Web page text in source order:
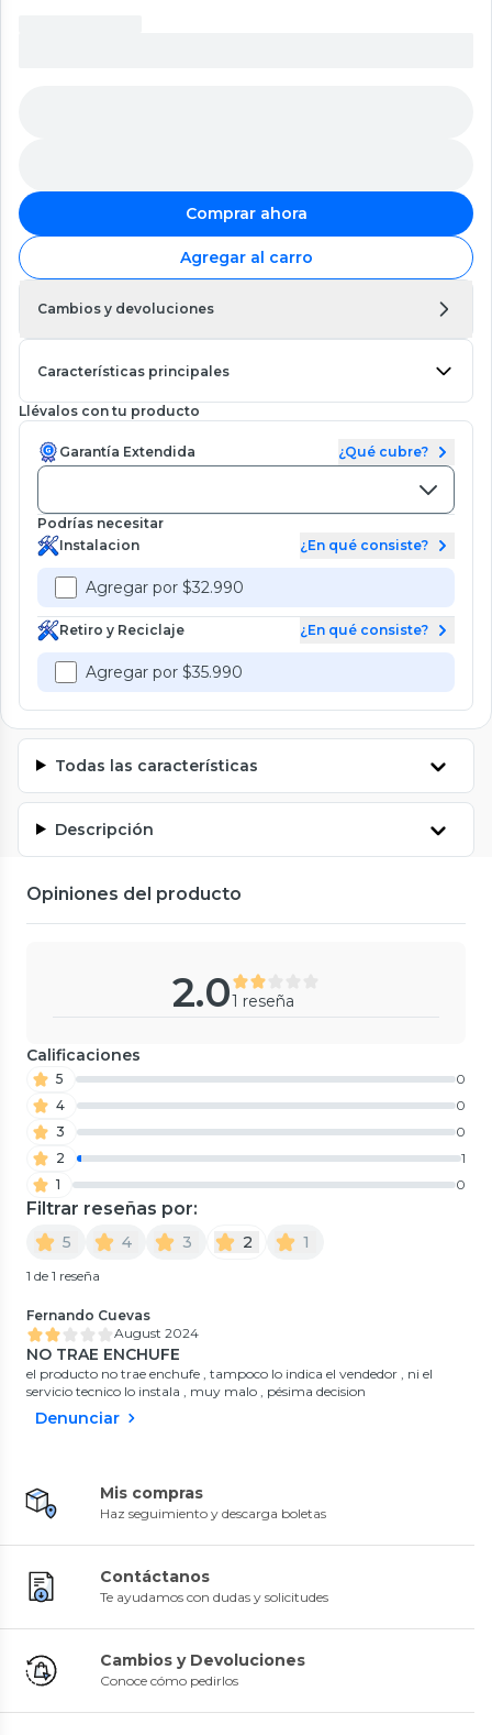
Comprar ahora
Agregar al carro
Cambios y devoluciones
Características principales
Llévalos con tu producto
Garantía Extendida ¿Qué cubre?
Podrías necesitar
Instalacion
¿En qué consiste?
Agregar por $32.990
Retiro y Reciclaje ¿En qué consiste?
Agregar por $35.990
Todas las características
Descripción
Opiniones del producto
2.01 reseña
Calificaciones
5
0
4
0
3
0
2
1
1
0
Filtrar reseñas por:
5 4 3 2 1
1 de 1 reseña
Fernando Cuevas
August 2024
NO TRAE ENCHUFE
el producto no trae enchufe , tampoco lo indica el vendedor , ni el
servicio tecnico lo instala , muy malo , pésima decision
Denunciar
Mis compras
Haz seguimiento y descarga boletas
Contáctanos
Te ayudamos con dudas y solicitudes
Cambios y Devoluciones
Conoce cómo pedirlos